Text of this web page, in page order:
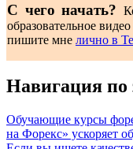
С чего начать?
образовательное
пишите мне лично в
Навигация по
Обучающие курсы
на Форекс» ускоряет